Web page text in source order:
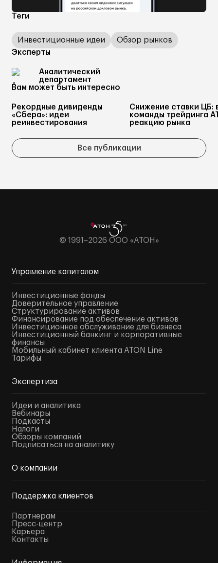
Теги
Инвестиционные идеи
Обзор рынков
Эксперты
Аналитический
департамент
Вам может быть интересно
Рекордные дивиденды
«Сбера»: идеи
реинвестирования
Снижение ставки ЦБ:
команды трейдинга
реакцию рынка
Все публикации
© 1991–2026 ООО «АТОН»
Управление капиталом
Инвестиционные фонды
Доверительное управление
Структурирование активов
Финансирование под обеспечение активов
Инвестиционное обслуживание для бизнеса
Инвестиционный банкинг и корпоративные
финансы
Мобильный кабинет клиента ATON Line
Тарифы
Экспертиза
Идеи и аналитика
Вебинары
Подкасты
Налоги
Обзоры компаний
Подписаться на аналитику
О компании
Поддержка клиентов
Партнерам
Пресс-центр
Карьера
Контакты